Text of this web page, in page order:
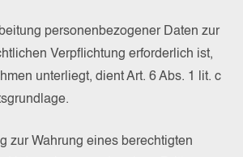
personenbezogener Daten zur
Verpflichtung erforderlich ist,
unterliegt, dient Art. 6 Abs. 1 lit. c
zur Wahrung eines berechtigten